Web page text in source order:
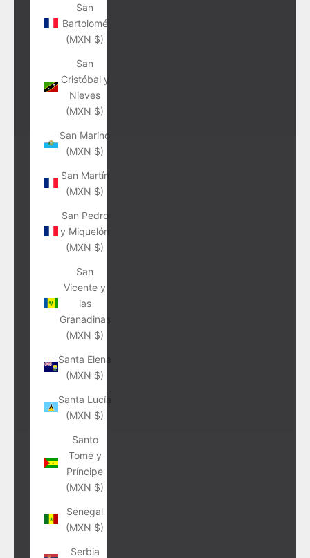
San
Bartolomé
(MXN $)
San
Cristóbal y
Nieves
(MXN $)
San Marino
(MXN $)
San Martín
(MXN $)
San Pedro
y Miquelón
(MXN $)
San
Vicente y
las
Granadinas
(MXN $)
Santa Elena
(MXN $)
Santa Lucía
(MXN $)
Santo
Tomé y
Príncipe
(MXN $)
Senegal
(MXN $)
Serbia